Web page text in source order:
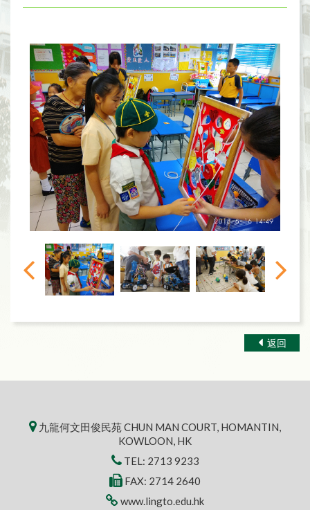
返回
九龍何文田俊民苑 CHUN MAN COURT, HOMANTIN,
KOWLOON, HK
TEL: 2713 9233
FAX: 2714 2640
www.lingto.edu.hk